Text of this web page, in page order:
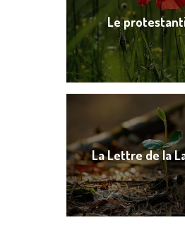
Le
La Lettre de la